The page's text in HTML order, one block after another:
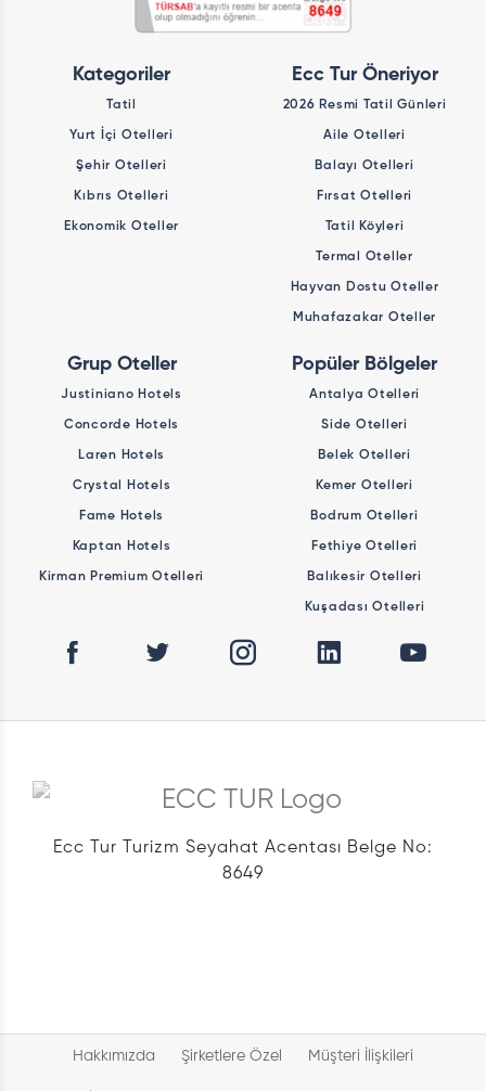
Kategoriler
Tatil
Yurt İçi Otelleri
Şehir Otelleri
Kıbrıs Otelleri
Ekonomik Oteller
Ecc Tur Öneriyor
2026 Resmi Tatil Günleri
Aile Otelleri
Balayı Otelleri
Fırsat Otelleri
Tatil Köyleri
Termal Oteller
Hayvan Dostu Oteller
Muhafazakar Oteller
Grup Oteller
Justiniano Hotels
Concorde Hotels
Laren Hotels
Crystal Hotels
Fame Hotels
Kaptan Hotels
Kirman Premium Otelleri
Popüler Bölgeler
Antalya Otelleri
Side Otelleri
Belek Otelleri
Kemer Otelleri
Bodrum Otelleri
Fethiye Otelleri
Balıkesir Otelleri
Kuşadası Otelleri
Ecc Tur Turizm Seyahat Acentası Belge No:
8649
Hakkımızda Şirketlere Özel Müşteri İlişkileri